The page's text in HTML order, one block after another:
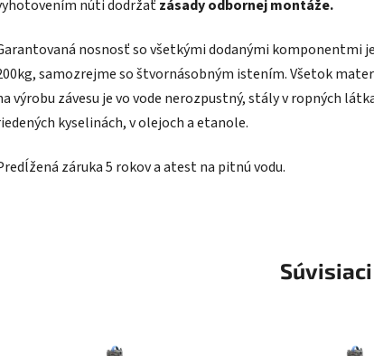
núti dodržaťzásady odbornej montáže.
nosnosť so všetkými dodanými komponentmi
samozrejme so štvornásobným istením. Všetok
výrobu závesu je vo vode nerozpustný, stály v ropných
kyselinách, v olejoch a etanole.
záruka 5 rokov a atest na pitnú vodu.